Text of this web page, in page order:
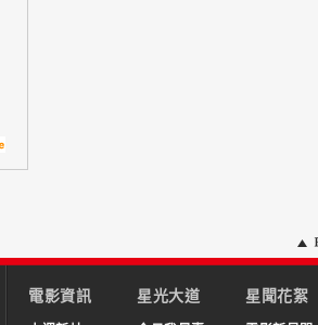
電影資訊 星光大道 星聞花絮